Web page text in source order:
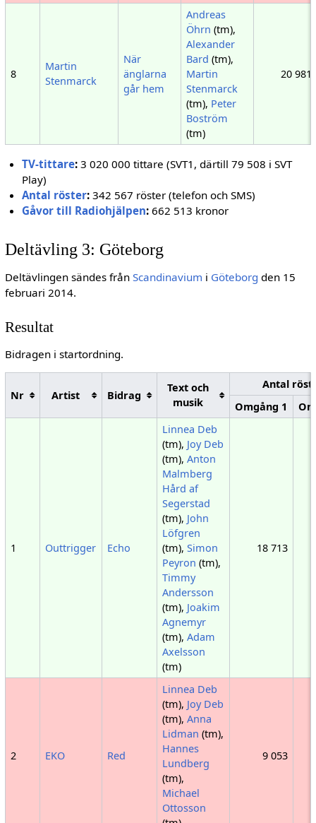
8
Martin
Stenmarck
När
änglarna
går hem
Andreas
Öhrn (tm),
Alexander
Bard (tm),
Martin
Stenmarck
(tm), Peter
Boström
(tm)
20 981
TV-tittare: 3 020 000 tittare (SVT1, därtill 79 508 i SVT
Play)
Antal röster: 342 567 röster (telefon och SMS)
Gåvor till Radiohjälpen: 662 513 kronor
Deltävling 3: Göteborg
Deltävlingen sändes från Scandinavium i Göteborg den 15
februari 2014.
Resultat
Bidragen i startordning.
Nr Artist Bidrag
Text och
musik
Antal
Omgång 1
1 Outtrigger Echo
Linnea Deb
(tm), Joy Deb
(tm),Anton
Malmberg
Hård af
Segerstad
(tm), John
Löfgren
(tm),Simon
Peyron (tm),
Timmy
Andersson
(tm), Joakim
Agnemyr
(tm),Adam
Axelsson
(tm)
18 713
2 EKO Red
Linnea Deb
(tm), Joy Deb
(tm),Anna
Lidman (tm),
Hannes
Lundberg
(tm),
Michael
Ottosson
9 053